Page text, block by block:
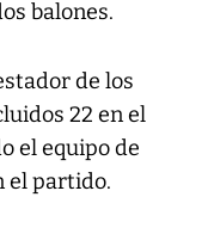
balones.
de los
22 en el
el equipo de
el partido.